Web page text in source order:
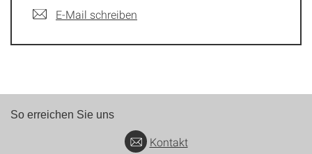
E-Mail schreiben
So erreichen Sie uns
Kontakt